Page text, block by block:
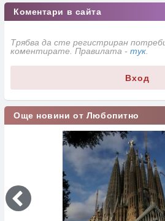
Коментари в сайта
Трябва да сте регистриран
коментирате. Правилата - тук
Вход
Още новини от Любопитно